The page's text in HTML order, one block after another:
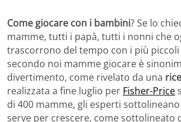
Come giocare con i bambini? Se lo
mamme, tutti i papà, tutti i nonni che
trascorrono del tempo con i più piccoli
secondo noi mamme giocare è
divertimento, come rivelato da una
realizzata a fine luglio per Fisher-Price
di 400 mamme, gli esperti
serve per crescere, come sottolineato